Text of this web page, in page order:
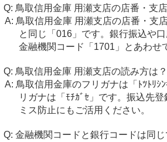
鳥取信用金庫 用瀬支店の店番・支
鳥取信用金庫 用瀬支店の店番・支
と同じ「016」です。銀行振込や口
金融機関コード「1701」とあわせ
鳥取信用金庫 用瀬支店の読み方は？
鳥取信用金庫のフリガナは「ﾄﾂﾄﾘｼ
リガナは「ﾓﾁｶﾞｾ」です。振込先
ミス防止にもご活用ください。
金融機関コードと銀行コードは同じ